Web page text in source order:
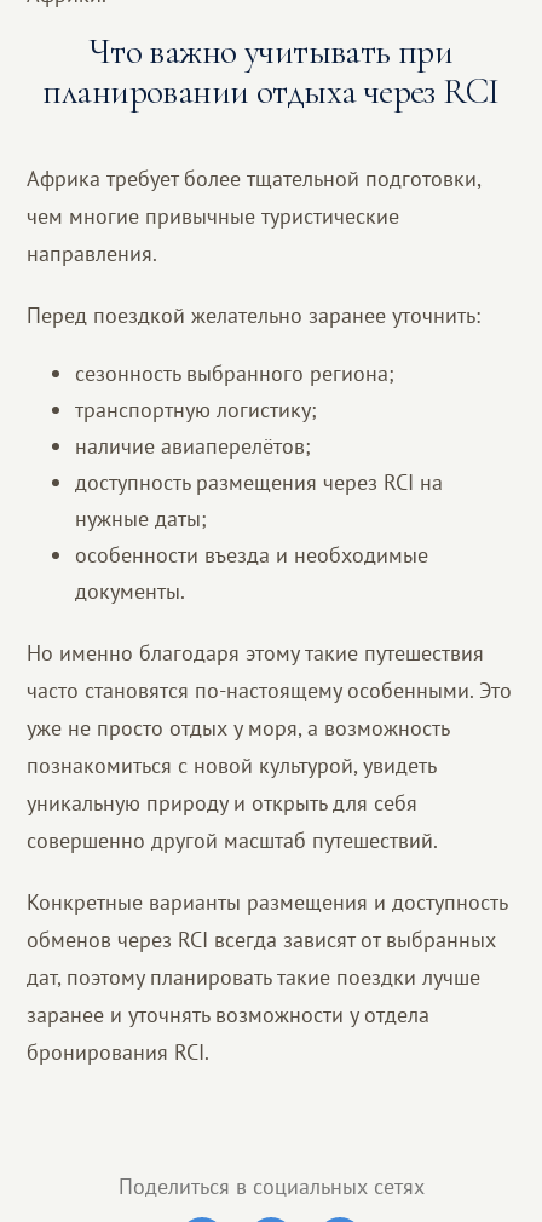
Что важно учитывать при
планировании отдыха через RCI
Африка требует более тщательной подготовки,
чем многие привычные туристические
направления.
Перед поездкой желательно заранее уточнить:
сезонность выбранного региона;
транспортную логистику;
наличие авиаперелётов;
доступность размещения через RCI на
нужные даты;
особенности въезда и необходимые
документы.
Но именно благодаря этому такие путешествия
часто становятся по-настоящему особенными. Это
уже не просто отдых у моря, а возможность
познакомиться с новой культурой, увидеть
уникальную природу и открыть для себя
совершенно другой масштаб путешествий.
Конкретные варианты размещения и доступность
обменов через RCI всегда зависят от выбранных
дат, поэтому планировать такие поездки лучше
заранее и уточнять возможности у отдела
бронирования RCI.
Поделиться в социальных сетях